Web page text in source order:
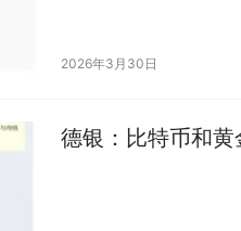
2026年3月30日
德银：比特币和